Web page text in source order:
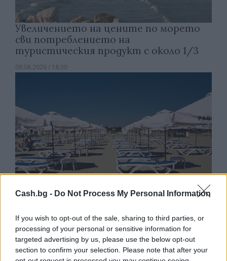
Cash.bg - Do Not Process My Personal Information
If you wish to opt-out of the sale, sharing to third parties, or
processing of your personal or sensitive information for
targeted advertising by us, please use the below opt-out
section to confirm your selection. Please note that after your
Увеличението на цените по морето
сви потреблението на
туристическия продукт с около 1/3
09.08.2026 / 18:30
Потребителят има право сам да
избере кои плажни принадлежности да
наеме